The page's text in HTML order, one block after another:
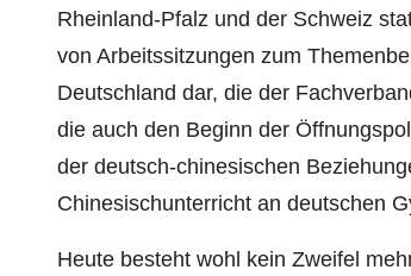
Rheinland-Pfalz und der Schweiz
von Arbeitssitzungen zum
Deutschland dar, die der
die auch den Beginn der
der deutsch-chinesischen
Chinesischunterricht an deutschen
Heute besteht wohl kein Zweifel